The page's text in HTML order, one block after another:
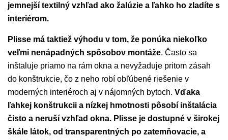
jemnejší textilný vzhľad ako žalúzie a ľahko ho zladíte s
interiérom.
Plisse má taktiež výhodu v tom, že ponúka niekoľko
veľmi nenápadných spôsobov montáže. Často sa
inštaluje priamo na rám okna a nevyžaduje pritom zásah
do konštrukcie, čo z neho robí obľúbené riešenie v
moderných interiéroch aj v nájomných bytoch. Vďaka
ľahkej konštrukcii a nízkej hmotnosti pôsobí inštalácia
čisto a neruší vzhľad okna. Plisse je dostupné v širokej
škále látok, od transparentných po zatemňovacie, a